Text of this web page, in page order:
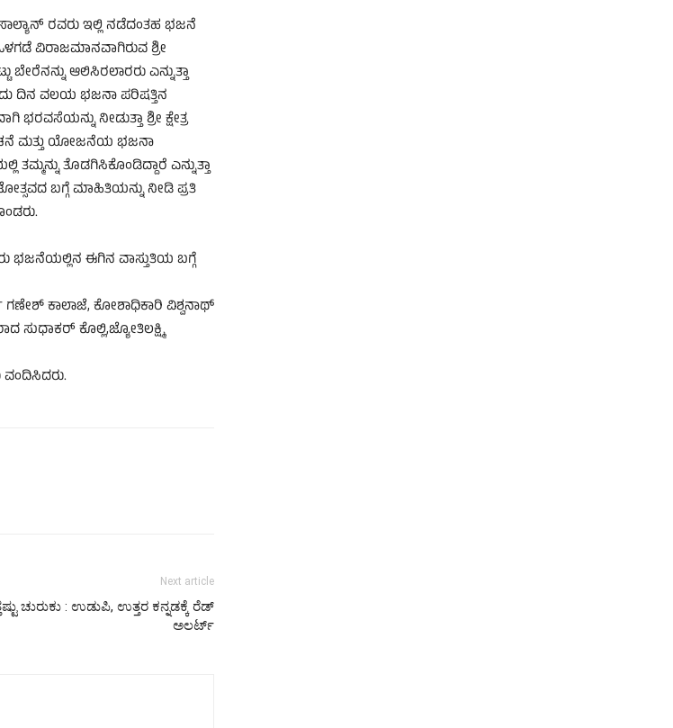
ರವರು ಇಲ್ಲಿ ನಡೆದಂತಹ ಭಜನೆ
ವಿರಾಜಮಾನವಾಗಿರುವ ಶ್ರೀ
ಆಲಿಸಿರಲಾರರು ಎನ್ನುತ್ತಾ
ದಿನ ವಲಯ ಭಜನಾ ಪರಿಷತ್ತಿನ
ಭರವಸೆಯನ್ನು ನೀಡುತ್ತಾ ಶ್ರೀ ಕ್ಷೇತ್ರ
ಮತ್ತು ಯೋಜನೆಯ ಭಜನಾ
ತೊಡಗಿಸಿಕೊಂಡಿದ್ದಾರೆ ಎನ್ನುತ್ತಾ
ಬಗ್ಗೆ ಮಾಹಿತಿಯನ್ನು ನೀಡಿ ಪ್ರತಿ
ಭಜನೆಯಲ್ಲಿನ ಈಗಿನ ವಾಸ್ತುತಿಯ ಬಗ್ಗೆ
ಕಾಲಾಜೆ, ಕೋಶಾಧಿಕಾರಿ ವಿಶ್ವನಾಥ್
ಸುಧಾಕರ್ ಕೊಲ್ಲಿ,ಜ್ಯೋತಿಲಕ್ಷ್ಮಿ
ವಂದಿಸಿದರು.
Next article
ಚುರುಕು : ಉಡುಪಿ, ಉತ್ತರ ಕನ್ನಡಕ್ಕೆ ರೆಡ್
ಅಲರ್ಟ್